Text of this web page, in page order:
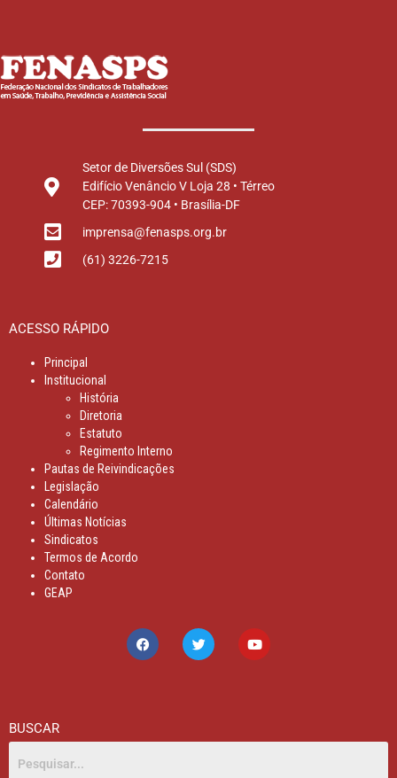
Setor de Diversões Sul (SDS)
Edifício Venâncio V Loja 28 • Térreo
CEP: 70393-904 • Brasília-DF
imprensa@fenasps.org.br
(61) 3226-7215
ACESSO RÁPIDO
Principal
Institucional
História
Diretoria
Estatuto
Regimento Interno
Pautas de Reivindicações
Legislação
Calendário
Últimas Notícias
Sindicatos
Termos de Acordo
Contato
GEAP
BUSCAR